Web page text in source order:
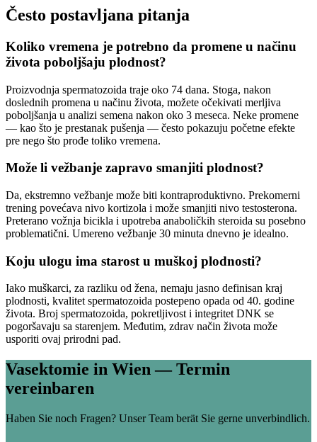
Često postavljana pitanja
Koliko vremena je potrebno da promene u načinu
života poboljšaju plodnost?
Proizvodnja spermatozoida traje oko 74 dana. Stoga, nakon
doslednih promena u načinu života, možete očekivati merljiva
poboljšanja u analizi semena nakon oko 3 meseca. Neke promene
— kao što je prestanak pušenja — često pokazuju početne efekte
pre nego što prođe toliko vremena.
Može li vežbanje zapravo smanjiti plodnost?
Da, ekstremno vežbanje može biti kontraproduktivno. Prekomerni
trening povećava nivo kortizola i može smanjiti nivo testosterona.
Preterano vožnja bicikla i upotreba anaboličkih steroida su posebno
problematični. Umereno vežbanje 30 minuta dnevno je idealno.
Koju ulogu ima starost u muškoj plodnosti?
Iako muškarci, za razliku od žena, nemaju jasno definisan kraj
plodnosti, kvalitet spermatozoida postepeno opada od 40. godine
života. Broj spermatozoida, pokretljivost i integritet DNK se
pogoršavaju sa starenjem. Međutim, zdrav način života može
usporiti ovaj prirodni pad.
Vasektomie in Wien — Termin
vereinbaren
Haben Sie noch Fragen? Unser Team berät Sie gerne unverbindlich.